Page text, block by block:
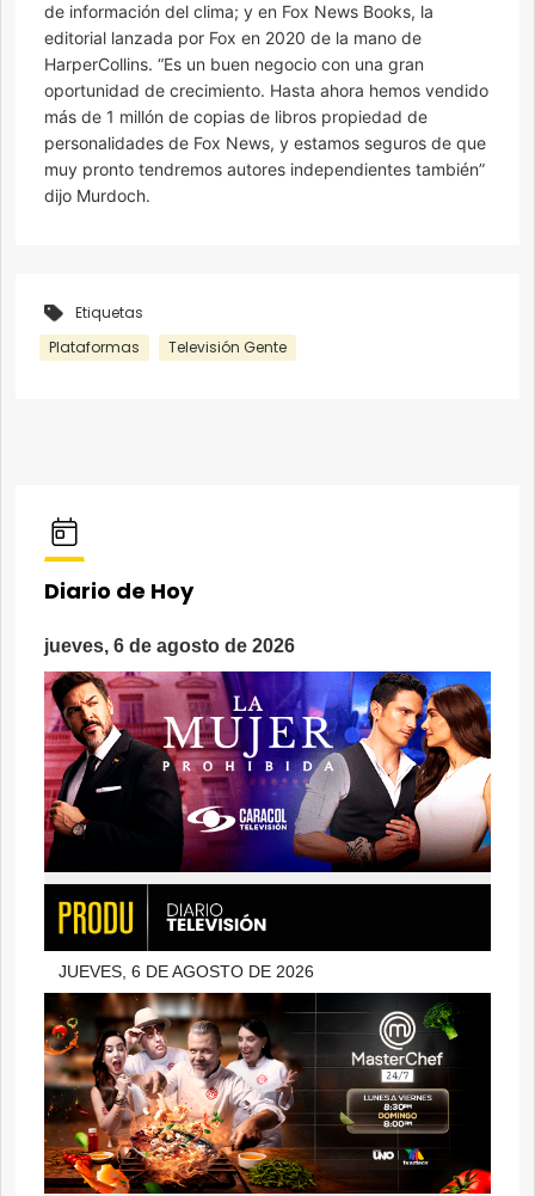
de información del clima; y en Fox News Books, la
editorial lanzada por Fox en 2020 de la mano de
HarperCollins. “Es un buen negocio con una gran
oportunidad de crecimiento. Hasta ahora hemos vendido
más de 1 millón de copias de libros propiedad de
personalidades de Fox News, y estamos seguros de que
muy pronto tendremos autores independientes también”
dijo Murdoch.
Etiquetas
Plataformas
Televisión Gente
Diario de Hoy
jueves, 6 de agosto de 2026